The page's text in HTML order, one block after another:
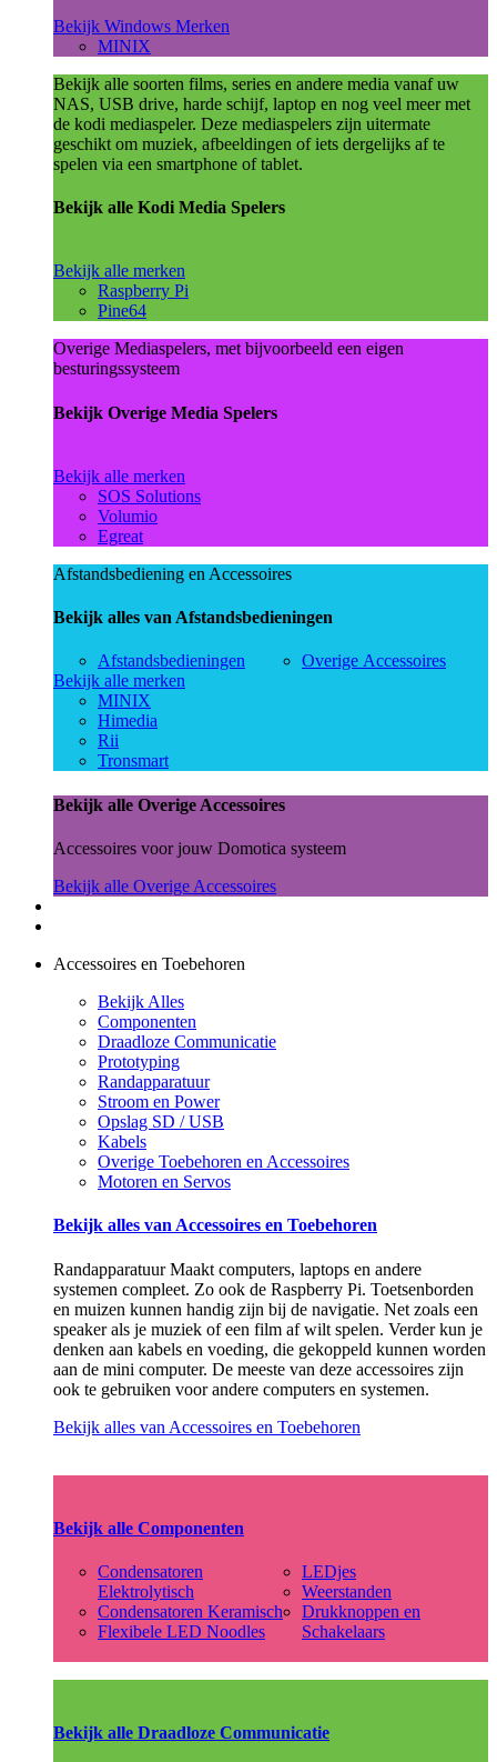
Bekijk Windows Merken
MINIX
Bekijk alle soorten films, series en andere media vanaf uw
NAS, USB drive, harde schijf, laptop en nog veel meer met
de kodi mediaspeler. Deze mediaspelers zijn uitermate
geschikt om muziek, afbeeldingen of iets dergelijks af te
spelen via een smartphone of tablet.
Bekijk alle Kodi Media Spelers
Bekijk alle merken
Raspberry Pi
Pine64
Overige Mediaspelers, met bijvoorbeeld een eigen
besturingssysteem
Bekijk Overige Media Spelers
Bekijk alle merken
SOS Solutions
Volumio
Egreat
Afstandsbediening en Accessoires
Bekijk alles van Afstandsbedieningen
Afstandsbedieningen
Overige Accessoires
Bekijk alle merken
MINIX
Himedia
Rii
Tronsmart
Bekijk alle Overige Accessoires
Accessoires voor jouw Domotica systeem
Bekijk alle Overige Accessoires
Accessoires en Toebehoren
Bekijk Alles
Componenten
Draadloze Communicatie
Prototyping
Randapparatuur
Stroom en Power
Opslag SD / USB
Kabels
Overige Toebehoren en Accessoires
Motoren en Servos
Bekijk alles van Accessoires en Toebehoren
Randapparatuur Maakt computers, laptops en andere
systemen compleet. Zo ook de Raspberry Pi. Toetsenborden
en muizen kunnen handig zijn bij de navigatie. Net zoals een
speaker als je muziek of een film af wilt spelen. Verder kun je
denken aan kabels en voeding, die gekoppeld kunnen worden
aan de mini computer. De meeste van deze accessoires zijn
ook te gebruiken voor andere computers en systemen.
Bekijk alles van Accessoires en Toebehoren
Bekijk alle Componenten
Condensatoren
Elektrolytisch
Condensatoren Keramisch
Flexibele LED Noodles
LEDjes
Weerstanden
Drukknoppen en
Schakelaars
Bekijk alle Draadloze Communicatie